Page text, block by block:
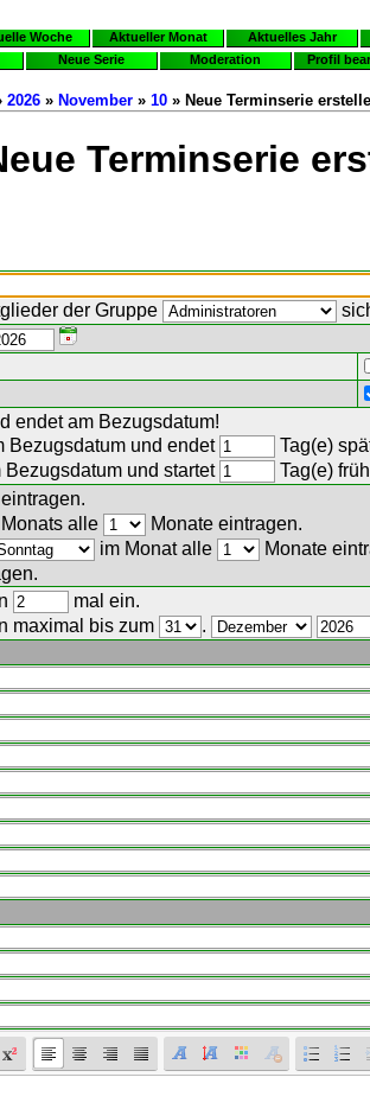
Woche Aktueller Monat Aktuelles Jahr
Neue Serie Moderation Profil
2026 » November » 10 » Neue Terminserie
Terminserie
der Gruppe
endet am Bezugsdatum!
Bezugsdatum und endet
Tag(e)
Bezugsdatum und startet
Tag(e)
alle
Monate eintragen.
im Monat alle
Monate
mal ein.
maximal bis zum
.